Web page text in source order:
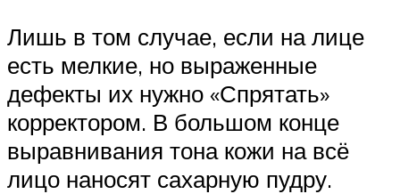
Лишь в том случае, если на лице
есть мелкие, но выраженные
дефекты их нужно «Спрятать»
корректором. В большом конце
выравнивания тона кожи на всё
лицо наносят сахарную пудру.